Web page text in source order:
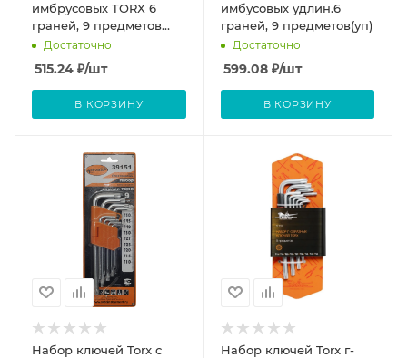
имбрусовых TORX 6
граней, 9 предметов
(уп)Достаточно
515.24 ₽/шт
В КОРЗИНУ
имбусовых удлин.6
граней, 9 предметов(уп)
Достаточно
599.08₽/шт
В КОРЗИНУ
Набор ключей Torx с
Набор ключей Torx г-